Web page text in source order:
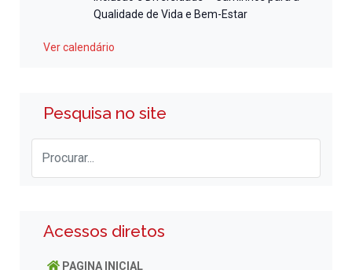
Qualidade de Vida e Bem-Estar
Ver calendário
Pesquisa no site
Acessos diretos
PAGINA INICIAL